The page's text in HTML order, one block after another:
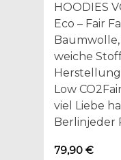
HOODIES
Eco – Fair
Baumwolle,
weiche
Low
viel Liebe
Berlinjeder
79,90 €